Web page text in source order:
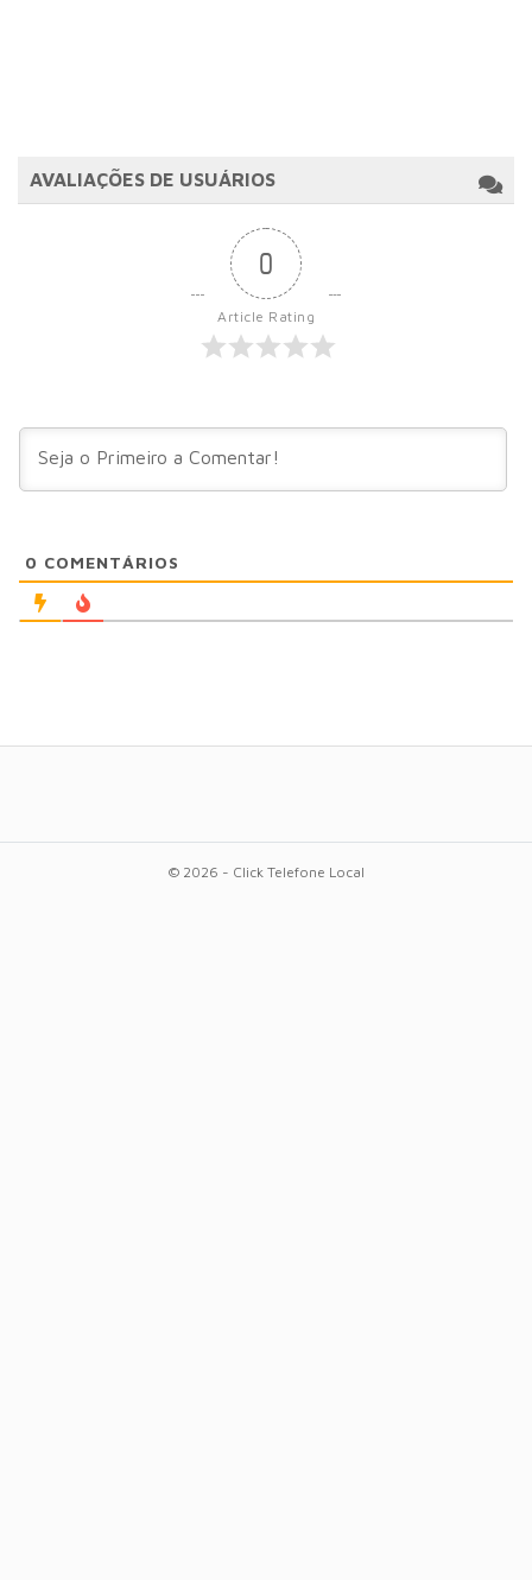
AVALIAÇÕES DE USUÁRIOS
0
Article Rating
0 COMENTÁRIOS
© 2026 - Click Telefone Local